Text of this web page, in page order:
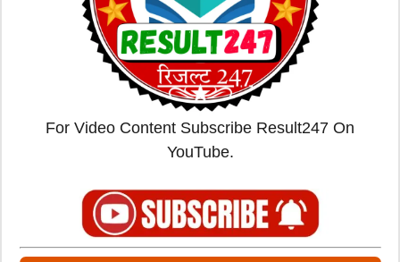
For Video Content Subscribe Result247 On
YouTube.